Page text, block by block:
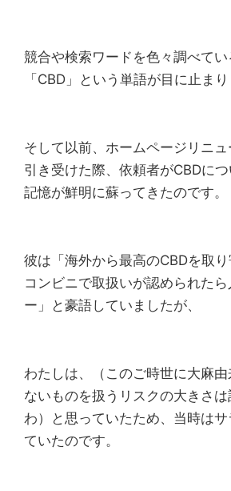
競合や検索ワードを色々調べてい
「CBD」という単語が目に止まり
そして以前、ホームページリニ
引き受けた際、依頼者がCBDに
記憶が鮮明に蘇ってきたのです。
彼は「海外から最高のCBDを取
コンビニで取扱いが認められた
ー」と豪語していましたが、
わたしは、（このご時世に大麻
ないものを扱うリスクの大きさ
わ）と思っていたため、当時は
ていたのです。